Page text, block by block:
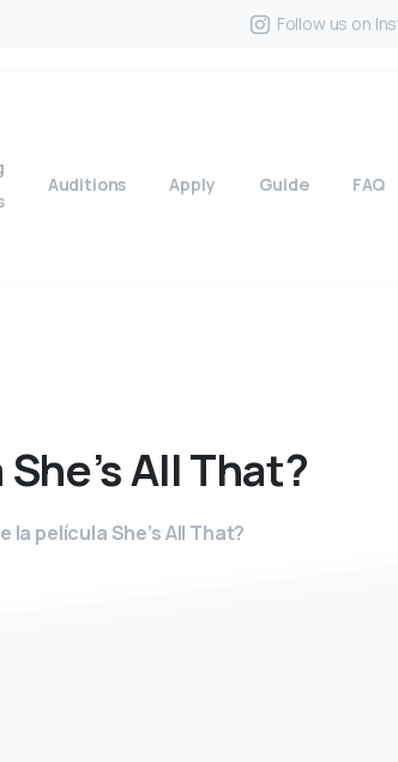
Follow us on
Auditions Apply Guide FAQ
She’sAllThat?
la película She’s All That?